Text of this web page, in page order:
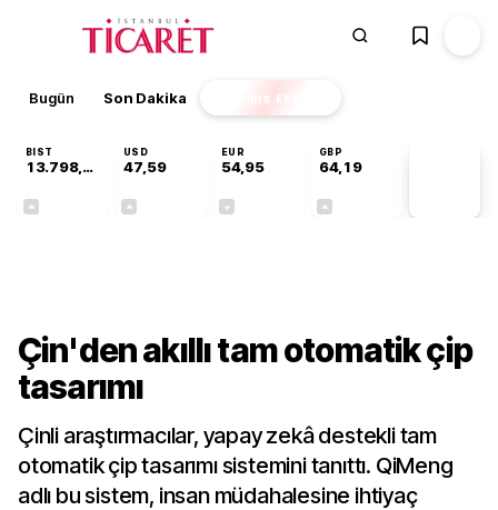
Bugün Son Dakika Finans EKSTRA
BIST
13.798,82
USD
47,59
EUR
54,95
GBP
64,19
Çin'den akıllı tam otomatik çip
tasarımı
Çinli araştırmacılar, yapay zekâ destekli tam
otomatik çip tasarımı sistemini tanıttı. QiMeng
adlı bu sistem, insan müdahalesine ihtiyaç